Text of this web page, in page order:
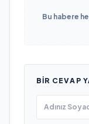
Bu habere
BIR CEVAP